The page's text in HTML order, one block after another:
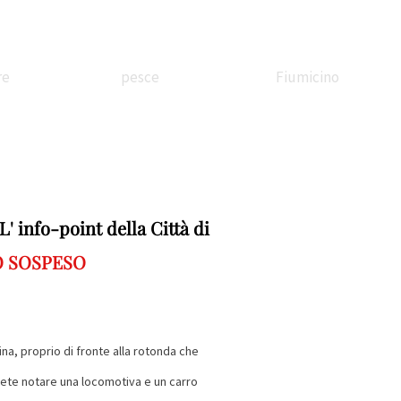
pesce
Festa di corte
Fiumicino
info-point della Città di
proprio di fronte alla rotonda che
notare una locomotiva e un carro